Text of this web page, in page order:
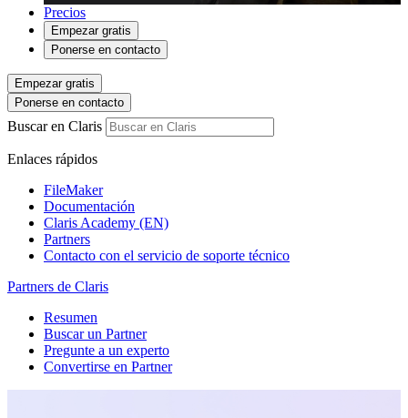
Precios
Empezar gratis
Ponerse en contacto
Empezar gratis
Ponerse en contacto
Buscar en Claris
Enlaces rápidos
FileMaker
Documentación
Claris Academy (EN)
Partners
Contacto con el servicio de soporte técnico
Partners de Claris
Resumen
Buscar un Partner
Pregunte a un experto
Convertirse en Partner